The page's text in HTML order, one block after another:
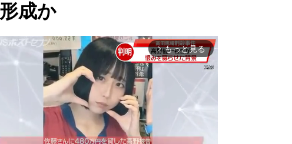
成か
arrow_forward_ios もっと見る